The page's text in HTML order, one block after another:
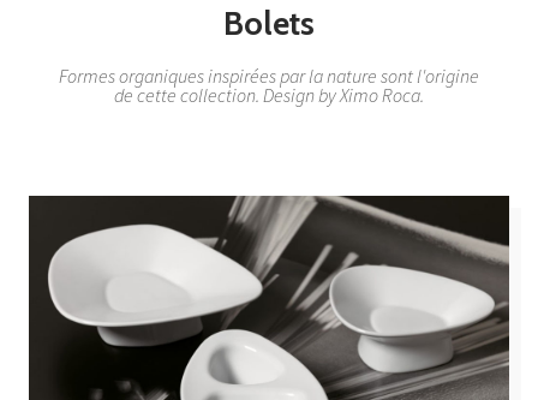
Bolets
Formes organiques inspirées par la nature sont l'origine
de cette collection. Design by Ximo Roca.